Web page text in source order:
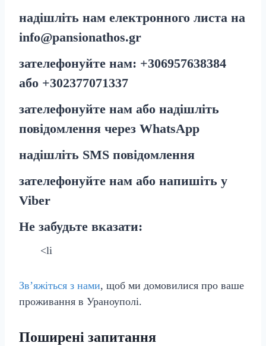
надішліть нам електронного листа на
info@pansionathos.gr
зателефонуйте нам: +306957638384
або +302377071337
зателефонуйте нам або надішліть
повідомлення через WhatsApp
надішліть SMS повідомлення
зателефонуйте нам або напишіть у
Viber
Не забудьте вказати:
<li
Зв’яжіться з нами, щоб ми домовилися про ваше
проживання в Ураноуполі.
Поширені запитання